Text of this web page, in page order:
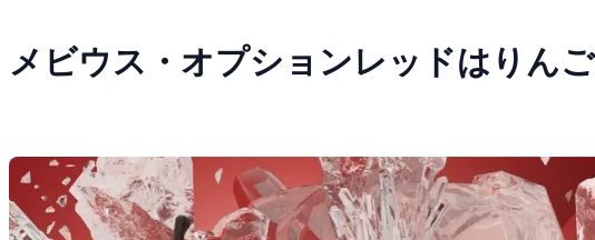
メビウス・オプションレッドはりん